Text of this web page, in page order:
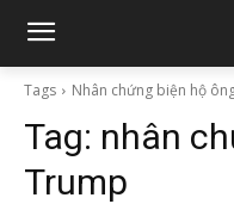
Tags Nhân chứng biện hộ
Tag: nhân
Trump